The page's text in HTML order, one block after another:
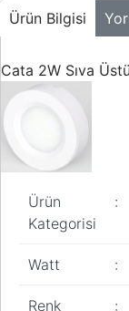
Ürün Bilgisi
Cata 2W Sıva
Ürün
Kategorisi
:
Watt :
Renk
: